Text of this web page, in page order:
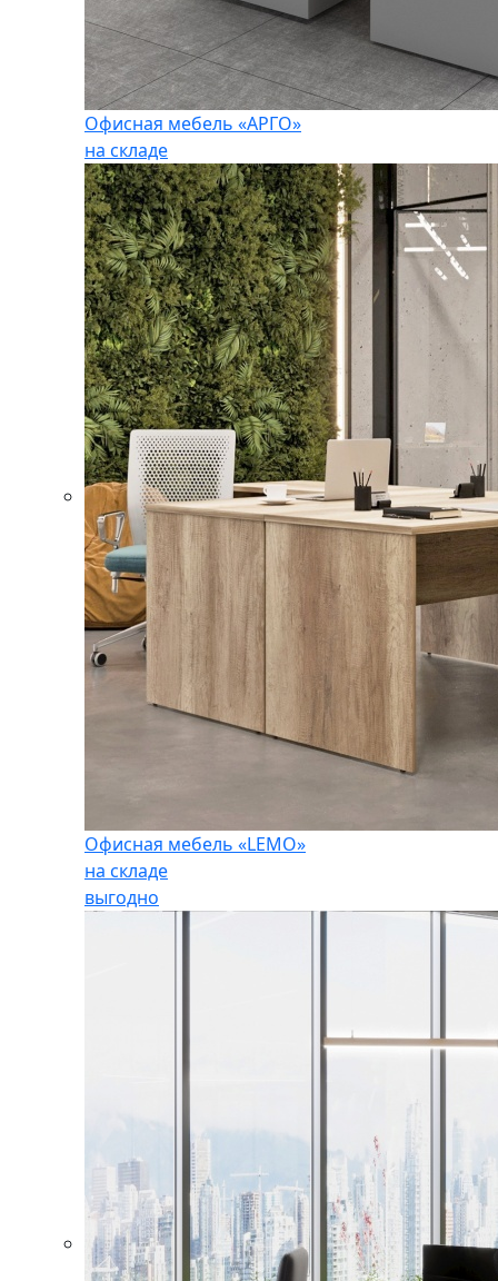
Офисная мебель «АРГО»
на складе
Офисная мебель «LEMO»
на складе
выгодно